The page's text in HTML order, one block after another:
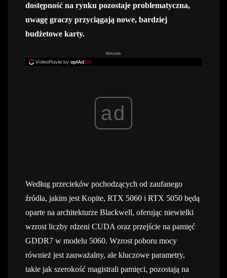
dostępność na rynku pozostaje problematyczna,
uwagę graczy przyciągają nowe, bardziej
budżetowe karty.
REKLAMA
ad
Według przecieków pochodzących od zaufanego
źródła, jakim jest Kopite, RTX 5060 i RTX 5050 będą
oparte na architekturze Blackwell, oferując niewielki
wzrost liczby rdzeni CUDA oraz przejście na pamięć
GDDR7 w modelu 5060. Wzrost poboru mocy
również jest zauważalny, ale kluczowe parametry,
takie jak szerokość magistrali pamięci, pozostają na